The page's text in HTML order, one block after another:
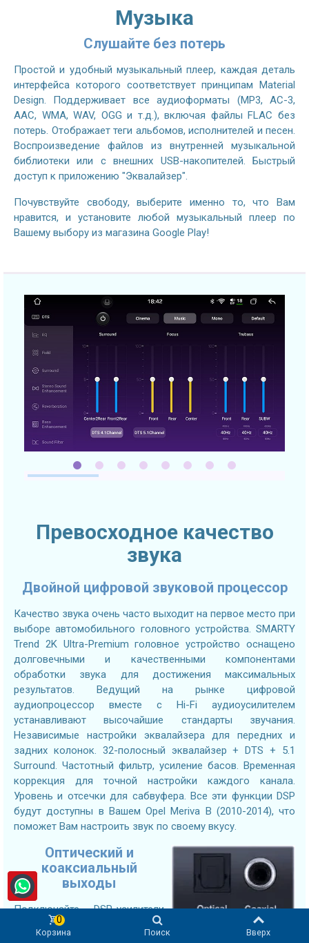
Музыка
Слушайте без потерь
Простой и удобный музыкальный плеер, каждая деталь
интерфейса которого соответствует принципам Material
Design. Поддерживает все аудиоформаты (MP3, AC-3,
AAC, WMA, WAV, OGG и т.д.), включая файлы FLAC без
потерь. Отображает теги альбомов, исполнителей и песен.
Воспроизведение файлов из внутренней музыкальной
библиотеки или с внешних USB-накопителей. Быстрый
доступ к приложению "Эквалайзер".
Почувствуйте свободу, выберите именно то, что Вам
нравится, и установите любой музыкальный плеер по
Вашему выбору из магазина Google Play!
Превосходное качество
звука
Двойной цифровой звуковой процессор
Качество звука очень часто выходит на первое место при
выборе автомобильного головного устройства. SMARTY
Trend 2K Ultra-Premium головное устройство оснащено
долговечными и качественными компонентами
обработки звука для достижения максимальных
результатов. Ведущий на рынке цифровой
аудиопроцессор вместе с Hi-Fi аудиоусилителем
устанавливают высочайшие стандарты звучания.
Независимые настройки эквалайзера для передних и
задних колонок. 32-полосный эквалайзер + DTS + 5.1
Surround. Частотный фильтр, усиление басов. Временная
коррекция для точной настройки каждого канала.
Уровень и отсечки для сабвуфера. Все эти функции DSP
будут доступны в Вашем Opel Meriva B (2010-2014), что
поможет Вам настроить звук по своему вкусу.
Оптический и
коаксиальный
выходы
Подключайте DSP-усилители
нового поколения с помощью оптического или
коаксиального цифрового входа без потерь.
Корзина
0
Поиск Вверх